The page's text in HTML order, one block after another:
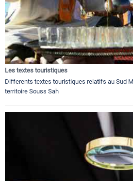
Les textes touristiques
Differents textes touristiques relatifs au Sud
territoire Souss Sah